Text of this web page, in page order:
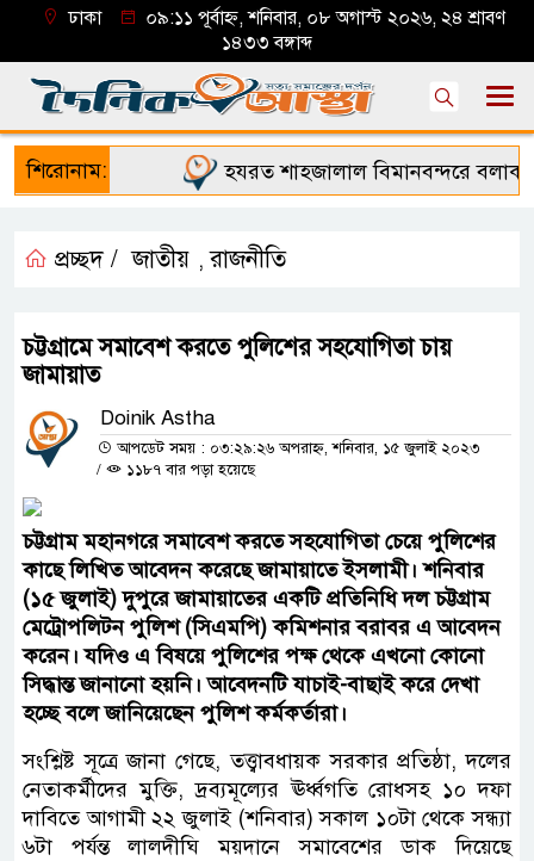
ঢাকা
০৯:১১ পূর্বাহ্ন, শনিবার, ০৮ অগাস্ট ২০২৬, ২৪ শ্রাবণ
১৪৩৩ বঙ্গাব্দ
শিরোনাম: হযরত শাহজালাল বিমানবন্দরে বলাকা
প্রচ্ছদ / জাতীয় ,রাজনীতি
চট্টগ্রামে সমাবেশ করতে পুলিশের সহযোগিতা চায়
জামায়াত
Doinik Astha
আপডেট সময় : ০৩:২৯:২৬ অপরাহ্ন, শনিবার, ১৫ জুলাই ২০২৩
/
১১৮৭ বার পড়া হয়েছে
চট্টগ্রাম মহানগরে সমাবেশ করতে সহযোগিতা চেয়ে পুলিশের
কাছে লিখিত আবেদন করেছে জামায়াতে ইসলামী। শনিবার
(১৫ জুলাই) দুপুরে জামায়াতের একটি প্রতিনিধি দল চট্টগ্রাম
মেট্রোপলিটন পুলিশ (সিএমপি) কমিশনার বরাবর এ আবেদন
করেন। যদিও এ বিষয়ে পুলিশের পক্ষ থেকে এখনো কোনো
সিদ্ধান্ত জানানো হয়নি। আবেদনটি যাচাই-বাছাই করে দেখা
হচ্ছে বলে জানিয়েছেন পুলিশ কর্মকর্তারা।
সংশ্লিষ্ট সূত্রে জানা গেছে, তত্ত্বাবধায়ক সরকার প্রতিষ্ঠা, দলের
নেতাকর্মীদের মুক্তি, দ্রব্যমূল্যের ঊর্ধ্বগতি রোধসহ ১০ দফা
দাবিতে আগামী ২২ জুলাই (শনিবার) সকাল ১০টা থেকে সন্ধ্যা
৬টা পর্যন্ত লালদীঘি ময়দানে সমাবেশের ডাক দিয়েছে